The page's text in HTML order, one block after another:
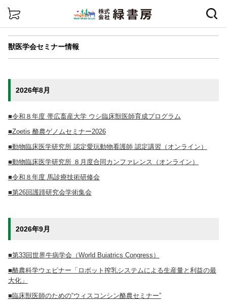
詳細検索
獣医学会セミナー情報
2026年8月
■令和８年度 帯広畜産大学 ウシ臨床獣医師育成プログラム
■Zoetis 酪農ゲノムセミナー2026
■動物臨床医学研究所 認定愛玩動物看護師 認定講習（オンライン）
■動物臨床医学研究所 ８月度合同カンファレンス（オンライン）
■令和８年度 馬診療技術研修会
■第26回護蹄研究会学術集会
2026年9月
■第33回世界牛病学会（World Buiatrics Congress）
■酪農科学ウェビナー「ロボット搾乳システムによる生産量と利益の最
大化」
■臨床獣医師のための“ウィスコンシン酪農セミナー”